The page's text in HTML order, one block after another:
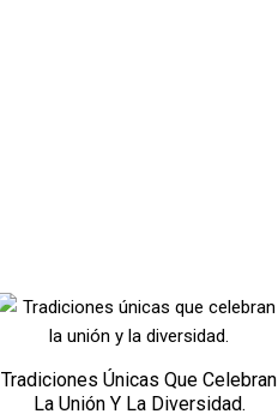
Tradiciones Únicas Que Celebran
La Unión Y La Diversidad.